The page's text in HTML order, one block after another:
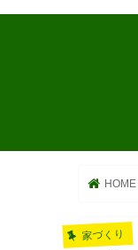
HOME
家づくり